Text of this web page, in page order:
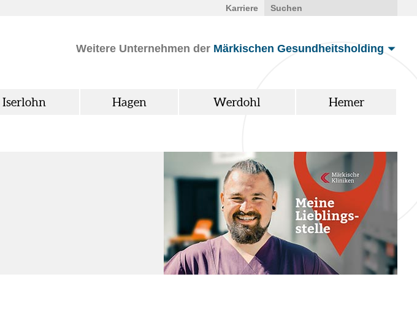
Karriere
Weitere Unternehmen der Märkischen Gesundheitsholding
Iserlohn Hagen Werdohl Hemer